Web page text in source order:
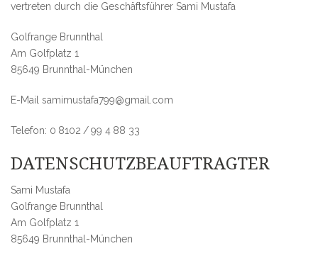
vertreten durch die Geschäftsführer Sami Mustafa
Golfrange Brunnthal
Am Golfplatz 1
85649 Brunnthal-München
E-Mail samimustafa799@gmail.com
Telefon: 0 8102 / 99 4 88 33
DATENSCHUTZBEAUFTRAGTER
Sami Mustafa
Golfrange Brunnthal
Am Golfplatz 1
85649 Brunnthal-München